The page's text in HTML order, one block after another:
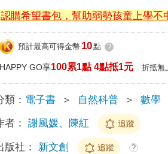
認購希望書包，幫助弱勢孩童上學不
預計最高可得金幣 10點 ?
HAPPY GO享100累1點 4點抵1元 折抵無
類： 電子書 ＞ 自然科普 ＞ 數學
者： 謝風媛、陳紅 追蹤
版社： 新文創 追蹤 ?